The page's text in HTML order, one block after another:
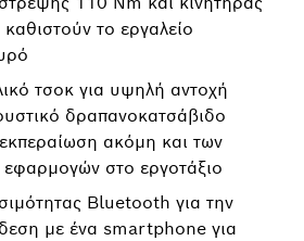
το εργαλείο
τσοκ για υψηλή αντοχή
δραπανοκατσάβιδο
ακόμη και των
στο εργοτάξιο
Bluetooth για την
με ένα smartphone για